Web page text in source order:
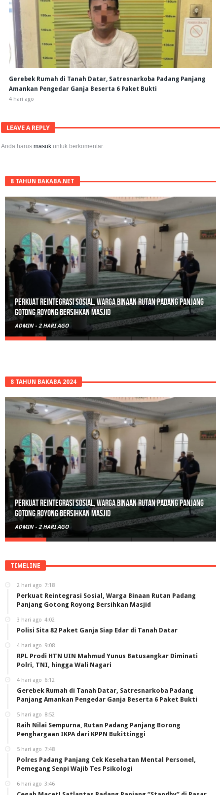
Gerebek Rumah di Tanah Datar, Satresnarkoba Padang Panjang
Amankan Pengedar Ganja Beserta 6 Paket Bukti
4 hari ago
LEAVE A REPLY
Anda harusmasuk untuk berkomentar.
8 TAHUN BAKABA.NET
Polisi Sita 82 Paket Ganja Siap Edar di Tanah Datar
ADMIN - 3 HARI AGO
8 TAHUN BAKABA 2024
Polisi Sita 82 Paket Ganja Siap Edar di Tanah Datar
ADMIN - 3 HARI AGO
TIMELINE
2 hari ago 7:18
Perkuat Reintegrasi Sosial, Warga Binaan Rutan Padang
Panjang Gotong Royong Bersihkan Masjid
3 hari ago 4:02
Polisi Sita 82 Paket Ganja Siap Edar di Tanah Datar
4 hari ago 9:08
RPL Prodi HTN UIN Mahmud Yunus Batusangkar Diminati
Polri, TNI, hingga Wali Nagari
4 hari ago 6:12
Gerebek Rumah di Tanah Datar, Satresnarkoba Padang
Panjang Amankan Pengedar Ganja Beserta 6 Paket Bukti
5 hari ago 8:52
Raih Nilai Sempurna, Rutan Padang Panjang Borong
Penghargaan IKPA dari KPPN Bukittinggi
5 hari ago 7:48
Polres Padang Panjang Cek Kesehatan Mental Personel,
Pemegang Senpi Wajib Tes Psikologi
6 hari ago 3:46